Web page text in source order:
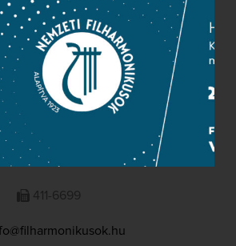
PHILHARMONIC
Komor Marcell u. 1. (Müpa)
411-6600
411-6699